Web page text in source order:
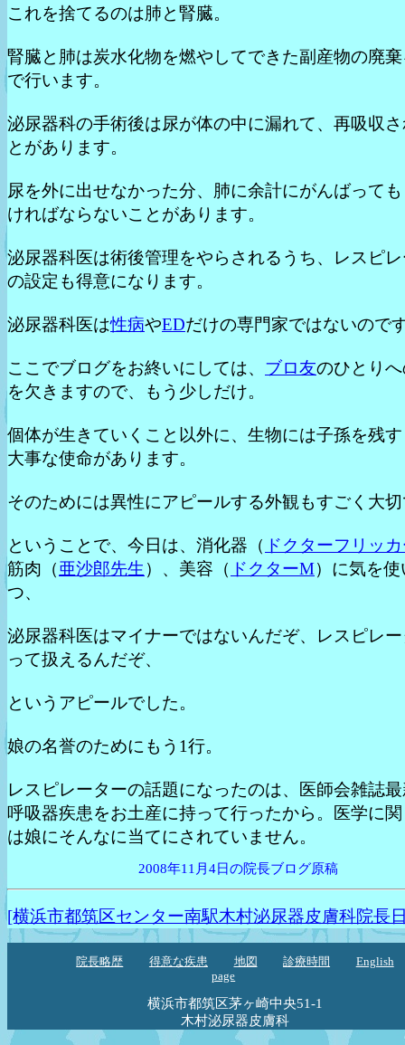
これを捨てるのは肺と腎臓。
腎臓と肺は炭水化物を燃やしてできた副産物の廃
で行います。
泌尿器科の手術後は尿が体の中に漏れて、再吸収
とがあります。
尿を外に出せなかった分、肺に余計にがんばって
ければならないことがあります。
泌尿器科医は術後管理をやらされるうち、レスピ
の設定も得意になります。
泌尿器科医は性病やEDだけの専門家ではないので
ここでブログをお終いにしては、 ブロ友のひとり
を欠きますので、もう少しだけ。
個体が生きていくこと以外に、生物には子孫を残
大事な使命があります。
そのためには異性にアピールする外観もすごく大
ということで、今日は、消化器（ ドクターフリッ
筋肉（亜沙郎先生 ）、美容（ ドクターM）に気を使
つ、
泌尿器科医はマイナーではないんだぞ、レスピレ
って扱えるんだぞ、
というアピールでした。
娘の名誉のためにもう1行。
レスピレーターの話題になったのは、医師会雑誌
呼吸器疾患をお土産に持って行ったから。医学に
は娘にそんなに当てにされていません。
2008年11月4日の院長ブログ原稿
[横浜市都筑区センター南駅木村泌尿器皮膚科院長
院長略歴 得意な疾患 地図 診療時間
English
page
横浜市都筑区茅ヶ崎中央51-1
木村泌尿器皮膚科